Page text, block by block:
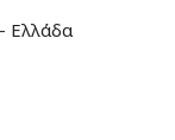
Ελλάδα